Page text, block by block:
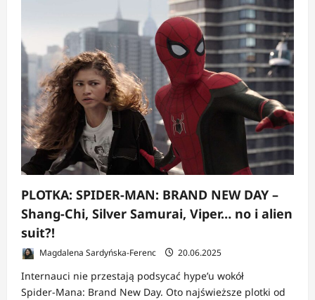
PLOTKA: SPIDER‑MAN: BRAND NEW DAY –
Shang‑Chi, Silver Samurai, Viper… no i alien
suit?!
Magdalena Sardyńska-Ferenc 20.06.2025
Internauci nie przestają podsycać hype’u wokół
Spider‑Mana: Brand New Day. Oto najświeższe plotki od